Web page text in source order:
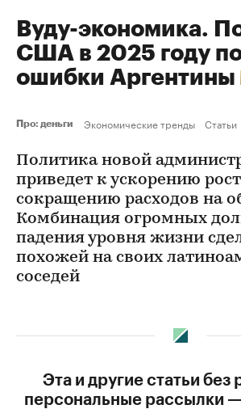
Вуду-экономика.
США в 2025 году
ошибки Аргентины
Про: деньги Экономические тренды Статьи
Политика новой
приведет к ускорению
сокращению расходов на
Комбинация огромных
падения уровня жизни
похожей на своих
соседей
Эта и другие статьи без
персональные рассылки